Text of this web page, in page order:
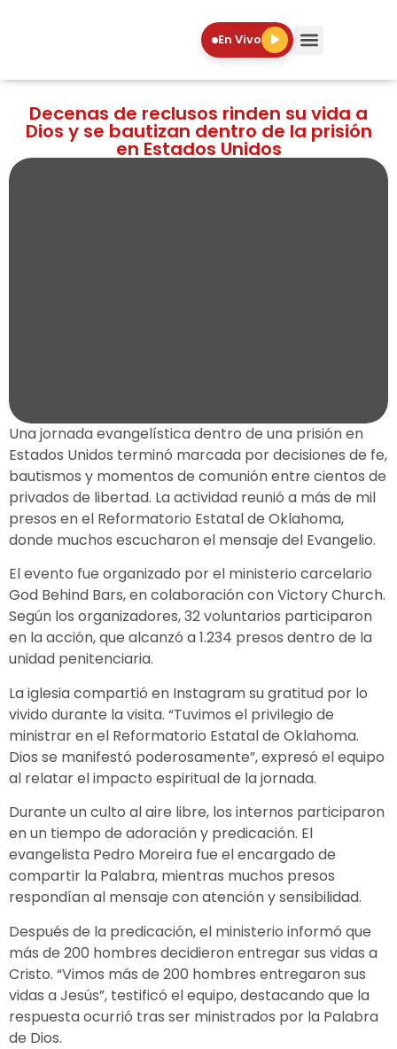
En Vivo
Decenas de reclusos rinden su vida a
Dios y se bautizan dentro de la prisión
en Estados Unidos
Una jornada evangelística dentro de una prisión en
Estados Unidos terminó marcada por decisiones de fe,
bautismos y momentos de comunión entre cientos de
privados de libertad. La actividad reunió a más de mil
presos en el Reformatorio Estatal de Oklahoma,
donde muchos escucharon el mensaje del Evangelio.
El evento fue organizado por el ministerio carcelario
God Behind Bars, en colaboración con Victory Church.
Según los organizadores, 32 voluntarios participaron
en la acción, que alcanzó a 1.234 presos dentro de la
unidad penitenciaria.
La iglesia compartió en Instagram su gratitud por lo
vivido durante la visita. “Tuvimos el privilegio de
ministrar en el Reformatorio Estatal de Oklahoma.
Dios se manifestó poderosamente”, expresó el equipo
al relatar el impacto espiritual de la jornada.
Durante un culto al aire libre, los internos participaron
en un tiempo de adoración y predicación. El
evangelista Pedro Moreira fue el encargado de
compartir la Palabra, mientras muchos presos
respondían al mensaje con atención y sensibilidad.
Después de la predicación, el ministerio informó que
más de 200 hombres decidieron entregar sus vidas a
Cristo. “Vimos más de 200 hombres entregaron sus
vidas a Jesús”, testificó el equipo, destacando que la
respuesta ocurrió tras ser ministrados por la Palabra
de Dios.